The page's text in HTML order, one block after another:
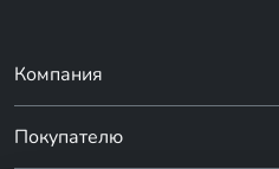
Компания
Покупателю